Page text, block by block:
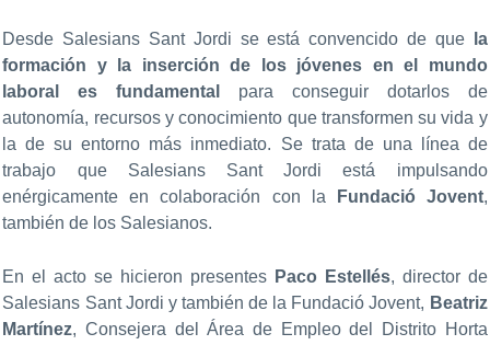
Desde Salesians Sant Jordi se está convencido de quela
formación y la inserción de los jóvenes en el mundo
laboral es fundamental
para conseguir dotarlos de
autonomía, recursos y conocimiento que transformen su vida y
la de su entorno más inmediato. Se trata de una línea de
trabajo que Salesians Sant Jordi está impulsando
enérgicamente en colaboración con la
Fundació Jovent,
también de los Salesianos.
En el acto se hicieron presentes Paco Estellés, director de
Salesians Sant Jordi y también de la Fundació Jovent, Beatriz
Martínez, Consejera del Área de Empleo del Distrito Horta